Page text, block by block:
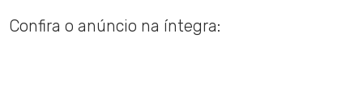
Confira o anúncio na íntegra: